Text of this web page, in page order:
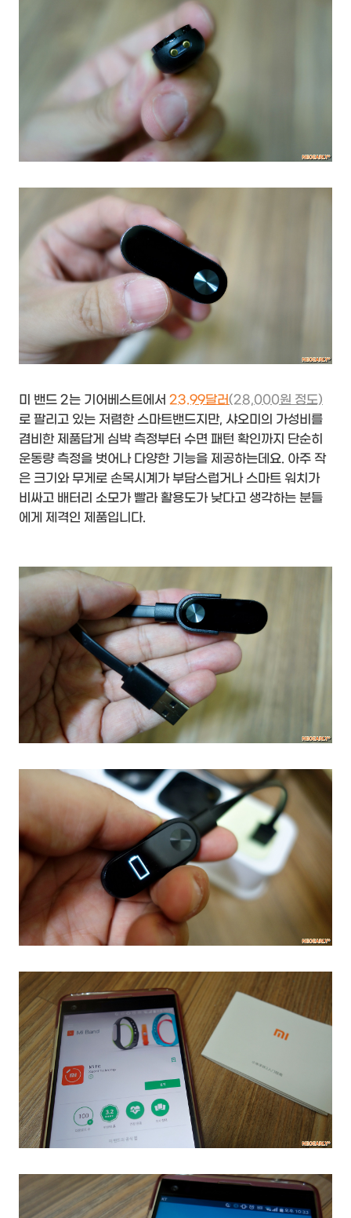
미 밴드 2는 기어베스트에서 23.99달러(28,000원 정도)
로 팔리고 있는 저렴한 스마트밴드지만, 샤오미의 가성비를
겸비한 제품답게 심박 측정부터 수면 패턴 확인까지 단순히
운동량 측정을 벗어나 다양한 기능을 제공하는데요. 아주 작
은 크기와 무게로 손목시계가 부담스럽거나 스마트 워치가
비싸고 배터리 소모가 빨라 활용도가 낮다고 생각하는 분들
에게 제격인 제품입니다.